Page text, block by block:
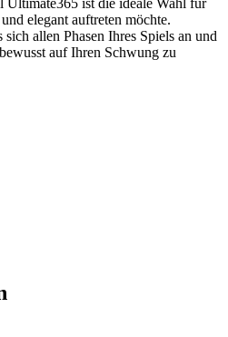
elegant auftreten möchte.
allen Phasen Ihres Spiels an und
auf Ihren Schwung zu